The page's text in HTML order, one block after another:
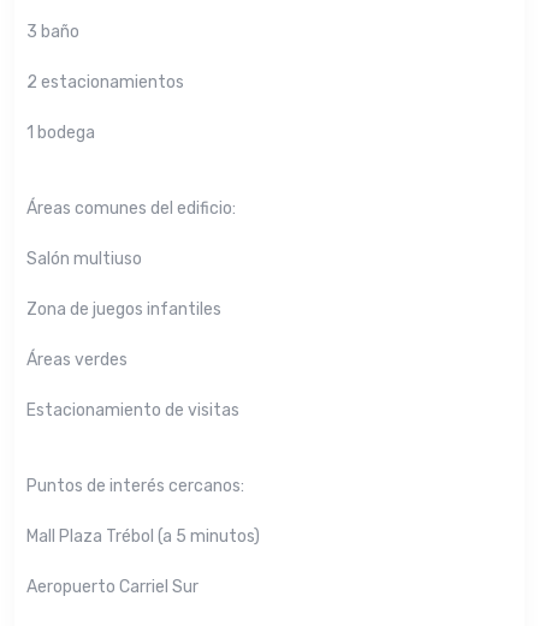
3 baño
2 estacionamientos
1 bodega
Áreas comunes del edificio:
Salón multiuso
Zona de juegos infantiles
Áreas verdes
Estacionamiento de visitas
Puntos de interés cercanos:
Mall Plaza Trébol (a 5 minutos)
Aeropuerto Carriel Sur